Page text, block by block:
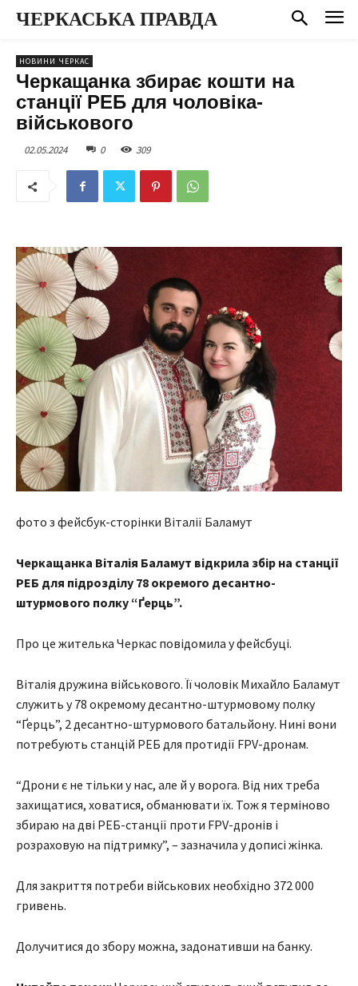
ЧЕРКАСЬКА ПРАВДА
НОВИНИ ЧЕРКАС
Черкащанка збирає кошти на
станції РЕБ для чоловіка-
військового
02.05.2024 0 309
фото з фейсбук-сторінки Віталії Баламут
Черкащанка Віталія Баламут відкрила збір на станції
РЕБ для підрозділу 78 окремого десантно-
штурмового полку “Ґерць”.
Про це жителька Черкас повідомила у фейсбуці.
Віталія дружина військового. Її чоловік Михайло Баламут
служить у 78 окремому десантно-штурмовому полку
“Ґерць”, 2 десантно-штурмового батальйону. Нині вони
потребують станцій РЕБ для протидії FPV-дронам.
“Дрони є не тільки у нас, але й у ворога. Від них треба
захищатися, ховатися, обманювати їх. Тож я терміново
збираю на дві РЕБ-станції проти FPV-дронів і
розраховую на підтримку”, – зазначила у дописі жінка.
Для закриття потреби військових необхідно 372 000
гривень.
Долучитися до збору можна, задонативши на банку.